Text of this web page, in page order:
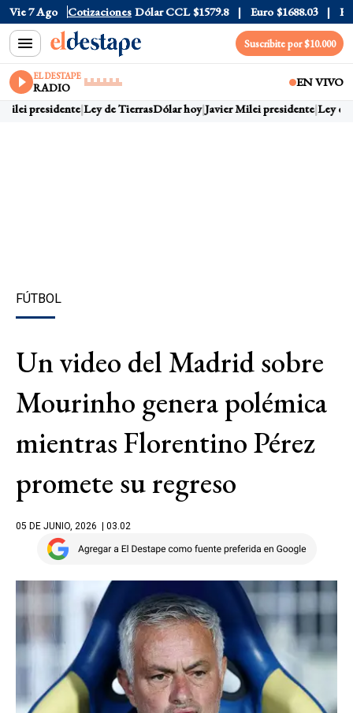
Vie 7 Ago Cotizaciones
Dólar Blue $1525 Dólar CCL $1579.8 Euro $1688.03 Riesgo
Suscribite por $10.000
EL DESTAPE
RADIO
EN VIVO
presidente Ley de TierrasDólar hoy Javier Milei presidente Ley de
FÚTBOL
Un video del Madrid sobre
Mourinho genera polémica
mientras Florentino Pérez
promete su regreso
05 DE JUNIO, 2026 | 03.02